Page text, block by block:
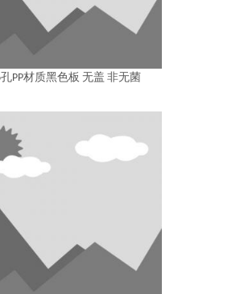
孔PP材质黑色板 无盖 非无菌